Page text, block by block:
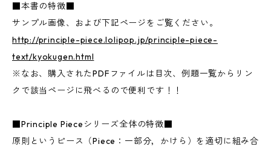
■本書の特徴■
サンプル画像、および下記ページをご覧ください。
http://principle-piece.lolipop.jp/principle-piece-
text/kyokugen.html
※なお、購入されたPDFファイルは目次、例題一覧からリン
クで該当ページに飛べるので便利です！！
■Principle Pieceシリーズ全体の特徴■
原則というピース（Piece：一部分，かけら）を適切に組み合